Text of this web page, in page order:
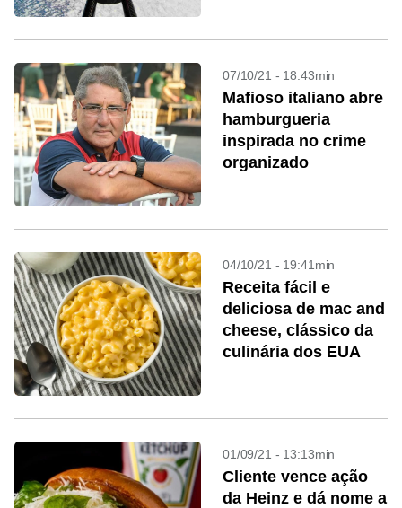
07/10/21 - 18:43min
Mafioso italiano abre
hamburgueria
inspirada no crime
organizado
04/10/21 - 19:41min
Receita fácil e
deliciosa de mac and
cheese, clássico da
culinária dos EUA
01/09/21 - 13:13min
Cliente vence ação
da Heinz e dá nome a